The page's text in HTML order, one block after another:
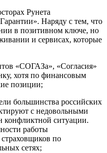
Рунета
Наряду с тем, что
в позитивном ключе, но
и сервисах, которые
«СОГАЗа», «Согласия»
хотя по финансовым
позиции;
большинства российских
с недовольными
конфликтной ситуации.
работы
по
сетях;